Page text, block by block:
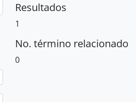
Resultados
1
No. término relacionado
0